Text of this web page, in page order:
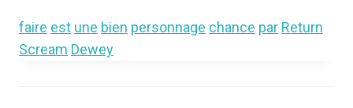
faire est une bien personnage chance par Return
Scream Dewey